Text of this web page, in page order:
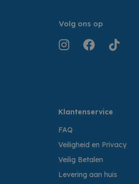
Volg ons op
Klantenservice
FAQ
Veiligheid en Privacy
Veilig Betalen
Levering aan huis